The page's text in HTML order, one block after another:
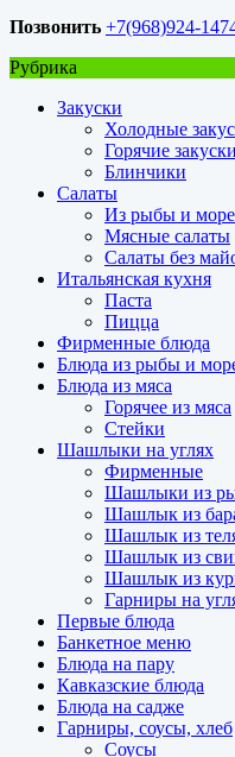
Позвонить +7(968)924-
Рубрика
Закуски
Холодные
Горячие закуски
Блинчики
Салаты
Из рыбы и
Мясные салаты
Салаты без
Итальянская кухня
Паста
Пицца
Фирменные блюда
Блюда из рыбы и
Блюда из мяса
Горячее из мяса
Стейки
Шашлыки на углях
Фирменные
Шашлыки из
Шашлык из
Шашлык из
Шашлык из
Шашлык из
Гарниры на
Первые блюда
Банкетное меню
Блюда на пару
Кавказские блюда
Блюда на садже
Гарниры, соусы, хлеб
Соусы